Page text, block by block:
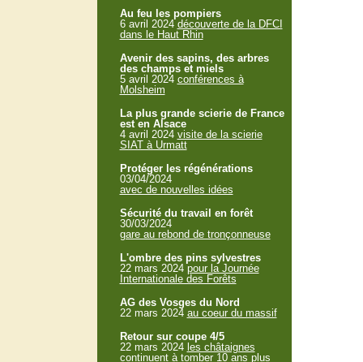
Au feu les pompiers
6 avril 2024 découverte de la DFCI
dans le Haut Rhin
Avenir des sapins, des arbres
des champs et miels
5 avril 2024 conférences à
Molsheim
La plus grande scierie de France
est en Alsace
4 avril 2024 visite de la scierie
SIAT à Urmatt
Protéger les régénérations
03/04/2024
avec de nouvelles idées
Sécurité du travail en forêt
30/03/2024
gare au rebond de tronçonneuse
L'ombre des pins sylvestres
22 mars 2024 pour la Journée
Internationale des Forêts
AG des Vosges du Nord
22 mars 2024 au coeur du massif
Retour sur coupe 4/5
22 mars 2024 les châtaignes
continuent à tomber 10 ans plus